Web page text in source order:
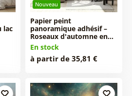
lac
Nouveau
Papier peint
panoramique adhésif –
Roseaux d'automne en…
En stock
à partir de 35,81 €